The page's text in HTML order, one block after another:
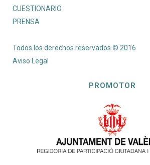
CUESTIONARIO
PRENSA
Todos los derechos reservados © 2016
Aviso Legal
PROMOTOR